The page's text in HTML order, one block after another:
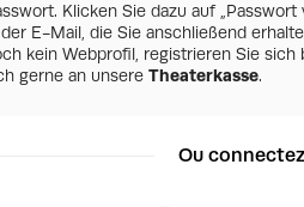
Klicken Sie dazu auf
E-Mail, die Sie anschließend
kein Webprofil, registrieren Sie sich
gerne an unsere Theaterkasse.
Ou